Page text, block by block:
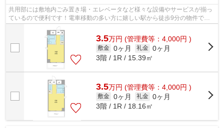
共用部には敷地内ごみ置き場・エレベータなど様々な設備やサービスが揃っ
ているので便利です！電車移動の多い方に嬉しい駅から徒歩9分の物件で
す！2駅利用可能な利便性の高い物件です...
3.5万円 (管理費等：4,000円 )
敷金 0ヶ月 礼金 0ヶ月
3階 / 1R / 15.39㎡
3.5万円 (管理費等：4,000円 )
敷金 0ヶ月 礼金 0ヶ月
3階 / 1R / 18.16㎡